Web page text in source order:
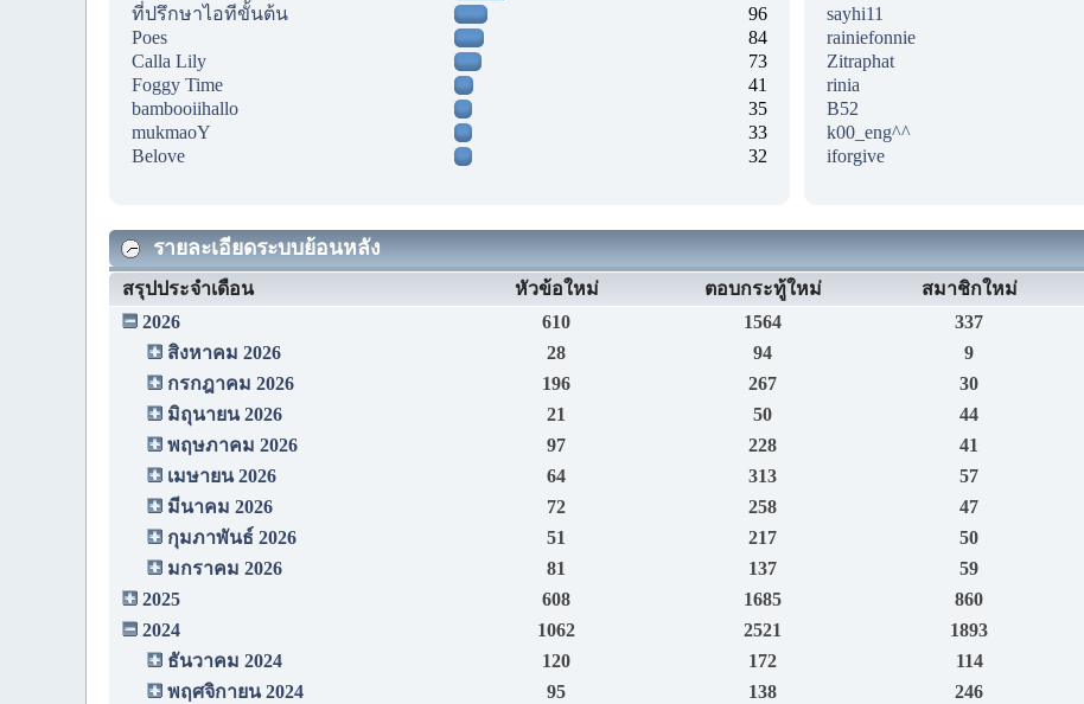
ที่ปรึกษาไอทีขั้นต้น
96
Poes
84
Calla Lily
73
Foggy Time
41
bambooiihallo
35
mukmaoY
33
Belove
32
sayhi11
rainiefonnie
Zitraphat
rinia
B52
k00_eng^^
iforgive
รายละเอียดระบบย้อนหลัง
สรุปประจำเดือน หัวข้อใหม่ ตอบกระทู้ใหม่ สมาชิกใหม่
2026
610 1564 337
สิงหาคม 2026
28 94 9
กรกฎาคม 2026
196 267 30
มิถุนายน 2026
21 50 44
พฤษภาคม 2026
97 228 41
เมษายน 2026
64 313 57
มีนาคม 2026
72 258 47
กุมภาพันธ์ 2026
51 217 50
มกราคม 2026
81 137 59
2025
608 1685 860
2024
1062 2521 1893
ธันวาคม 2024
120 172 114
พฤศจิกายน 2024
95 138 246